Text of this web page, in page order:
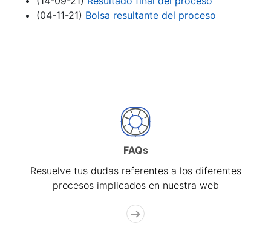
(04-11-21) Bolsa resultante del proceso
FAQs
Resuelve tus dudas referentes a los diferentes
procesos implicados en nuestra web